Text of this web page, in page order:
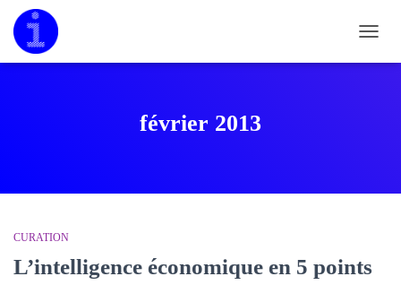
LA
février 2013
CURATION
L’intelligence économique en 5 points